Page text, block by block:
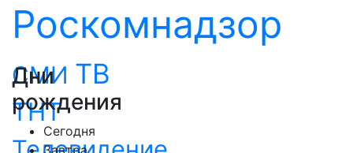
Роскомнадзор
СМИ ТВ
ТНТ
Дни
рождения
Сегодня
Завтра